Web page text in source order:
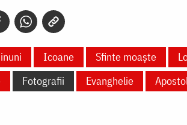
Icoane Sfinte moaște
Fotografii Evanghelie